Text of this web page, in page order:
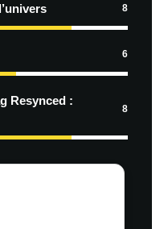
8
6
Resynced :
8